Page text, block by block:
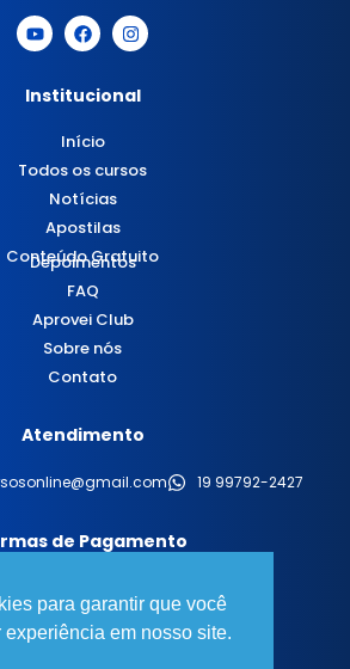
para garantir que você
em nosso site.
Institucional
Início
Todos os cursos
Notícias
Apostilas
Conteúdo Gratuito
Depoimentos
FAQ
Aprovei Club
Sobre nós
Contato
Atendimento
19 99792-2427
de Pagamento